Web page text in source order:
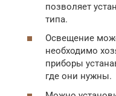
позволяет
типа.
Освещение
необходимо
приборы
где они нужны.